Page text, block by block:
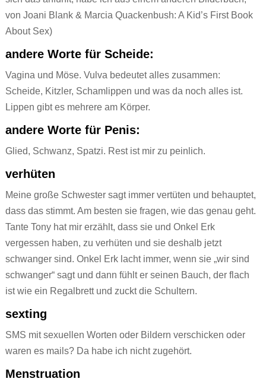
von Joani Blank & Marcia Quackenbush: A Kid’s First Book
About Sex)
andere Worte für Scheide:
Vagina und Möse. Vulva bedeutet alles zusammen:
Scheide, Kitzler, Schamlippen und was da noch alles ist.
Lippen gibt es mehrere am Körper.
andere Worte für Penis:
Glied, Schwanz, Spatzi. Rest ist mir zu peinlich.
verhüten
Meine große Schwester sagt immer vertüten und behauptet,
dass das stimmt. Am besten sie fragen, wie das genau geht.
Tante Tony hat mir erzählt, dass sie und Onkel Erk
vergessen haben, zu verhüten und sie deshalb jetzt
schwanger sind. Onkel Erk lacht immer, wenn sie „wir sind
schwanger“ sagt und dann fühlt er seinen Bauch, der flach
ist wie ein Regalbrett und zuckt die Schultern.
sexting
SMS mit sexuellen Worten oder Bildern verschicken oder
waren es mails? Da habe ich nicht zugehört.
Menstruation